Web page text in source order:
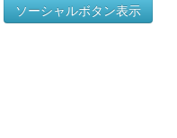
ソーシャルボタン表示